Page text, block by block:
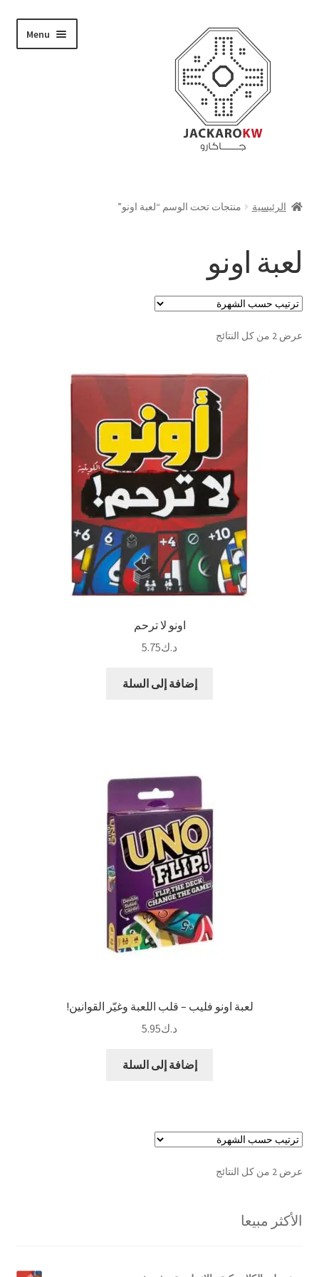
navigation
content
Menu
حسابي
الدفع
تواصل معنا
الرئيسية منتجات تحت الوسم “لعبة اونو”
لعبة اونو
عرض ⁦2⁩ من كل النتائج
تم
الشهرة
اونو لا ترحم
د.ك5.75
إضافة إلى السلة
لعبة اونو فليب – قلب اللعبة وغيّر القوانين!
د.ك5.95
إضافة إلى السلة
عرض ⁦2⁩ من كل النتائج
تم
الأكثر مبيعا